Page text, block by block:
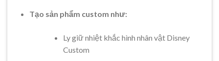
Tạo sản phẩm custom như:
Ly giữ nhiệt khắc hình nhân vật Disney
Custom